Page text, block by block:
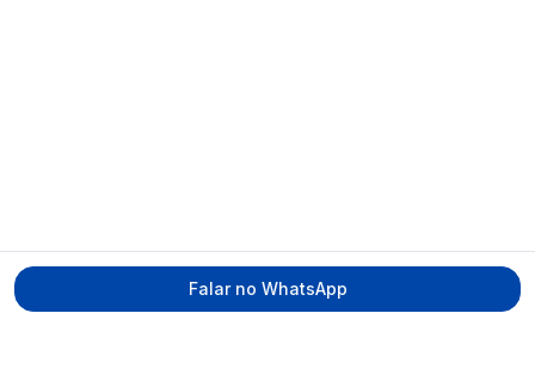
Falar no WhatsApp